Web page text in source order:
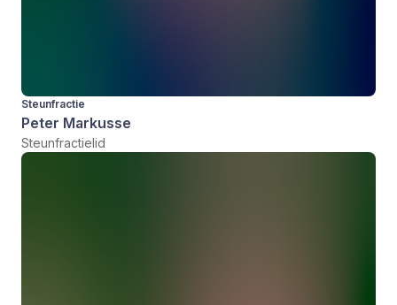
Steunfractie
Peter Markusse
Steunfractielid